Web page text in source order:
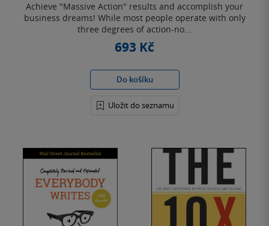
Achieve "Massive Action" results and accomplish your
business dreams! While most people operate with only
three degrees of action-no...
693 Kč
Do košíku
Uložit do seznamu